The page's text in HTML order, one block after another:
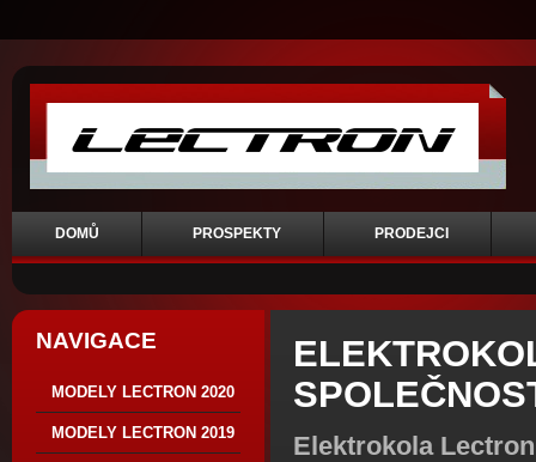
DOMŮ PROSPEKTY PRODEJCI
NAVIGACE
MODELY LECTRON 2020
MODELY LECTRON 2019
Elektrokola